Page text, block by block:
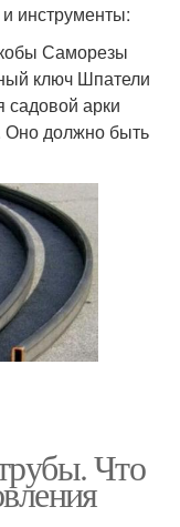
инструменты:
Саморезы
ключ Шпатели
арки
Оно должно быть
Что